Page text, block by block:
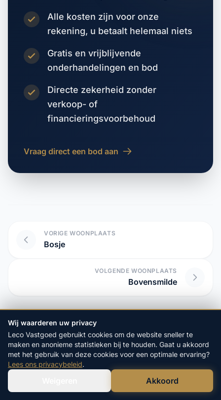
Alle kosten zijn voor onze
rekening, u betaalt helemaal niets
Gratis en vrijblijvende
onderhandelingen en bod
Directe zekerheid zonder
verkoop- of
financieringsvoorbehoud
Vraag direct een bod aan
VORIGE WOONPLAATS
Bosje
VOLGENDE WOONPLAATS
Bovensmilde
Start hier uw vrijblijvende
aanvraag:
4.9/5op Google
20+ Jaar Ervaring
Bel Ons Direct
Wij waarderen uw privacy
Leco Vastgoed gebruikt cookies om de website sneller te
maken en anonieme statistieken bij te houden. Gaat u akkoord
met het gebruik van deze cookies voor een optimale ervaring?
Lees ons privacybeleid.
Akkoord